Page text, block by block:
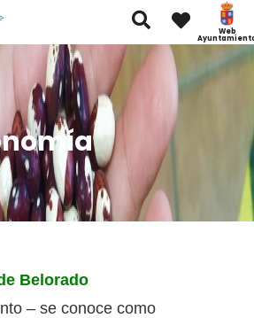
Web
Belorado
– se conoce como